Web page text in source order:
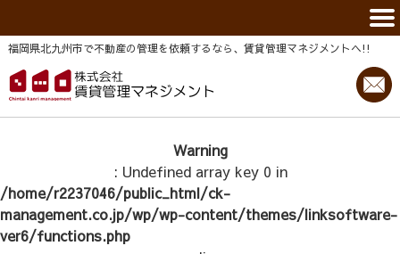
福岡県北九州市で不動産の管理を依頼するなら、賃貸管理マネジメントヘ!!
Warning
: Undefined array key 0 in
/home/r2237046/public_html/ck-
management.co.jp/wp/wp-content/themes/linksoftware-
ver6/functions.php